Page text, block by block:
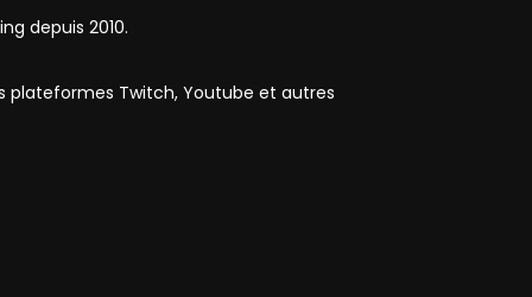
depuis 2010.
plateformes Twitch, Youtube et autres